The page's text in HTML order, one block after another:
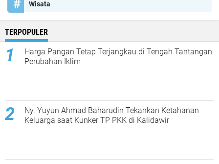
Wisata
TERPOPULER
Harga Pangan Tetap Terjangkau di Tengah Tantangan
Perubahan Iklim
Ny. Yuyun Ahmad Baharudin Tekankan Ketahanan
Keluarga saat Kunker TP PKK di Kalidawir